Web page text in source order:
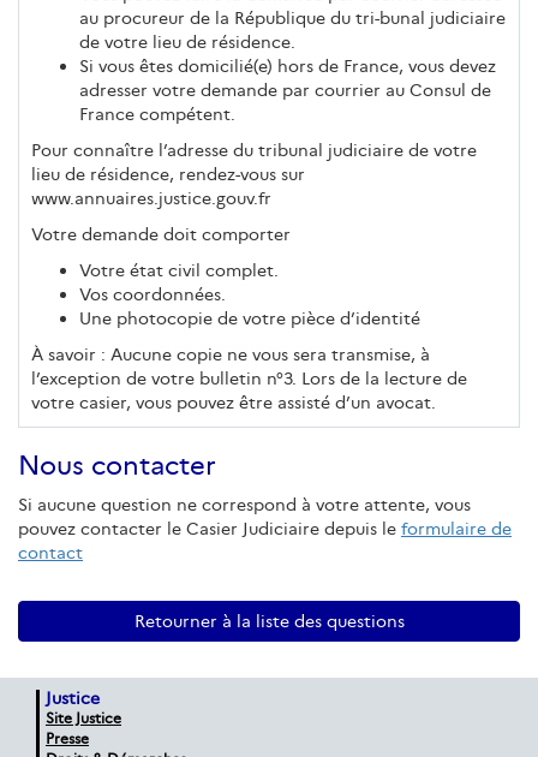
au procureur de la République du tri-bunal judiciaire
de votre lieu de résidence.
Si vous êtes domicilié(e) hors de France, vous devez
adresser votre demande par courrier au Consul de
France compétent.
Pour connaître l’adresse du tribunal judiciaire de votre
lieu de résidence, rendez-vous sur
www.annuaires.justice.gouv.fr
Votre demande doit comporter
Votre état civil complet.
Vos coordonnées.
Une photocopie de votre pièce d’identité
À savoir : Aucune copie ne vous sera transmise, à
l’exception de votre bulletin n°3. Lors de la lecture de
votre casier, vous pouvez être assisté d’un avocat.
Nous contacter
Si aucune question ne correspond à votre attente, vous
pouvez contacter le Casier Judiciaire depuis le formulaire de
contact
Retourner à la liste des questions
Justice
Site Justice
Presse